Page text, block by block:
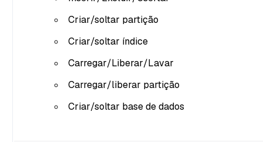
Criar/soltar partição
Criar/soltar índice
Carregar/Liberar/Lavar
Carregar/liberar partição
Criar/soltar base de dados